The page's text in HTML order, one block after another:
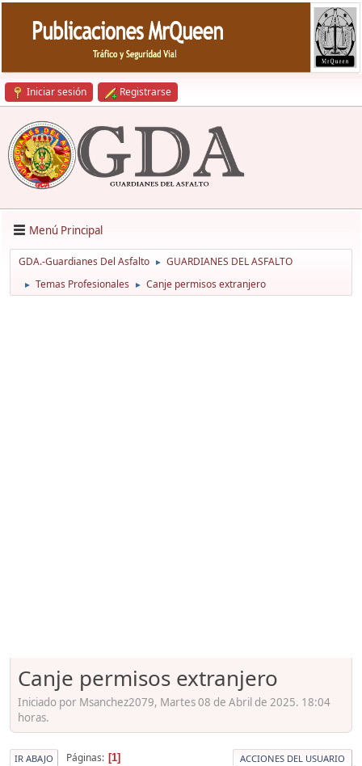
Iniciar sesión Registrarse
Menú Principal
GDA.-Guardianes Del Asfalto ► GUARDIANES DEL ASFALTO
► Temas Profesionales ► Canje permisos extranjero
Canje permisos extranjero
Iniciado por Msanchez2079, Martes 08 de Abril de 2025. 18:04
horas.
IR ABAJO Páginas 1 ACCIONES DEL USUARIO